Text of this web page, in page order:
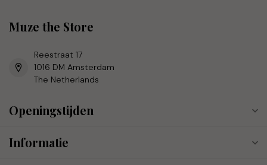
Muze the Store
Reestraat 17
1016 DM Amsterdam
The Netherlands
Openingstijden
Informatie